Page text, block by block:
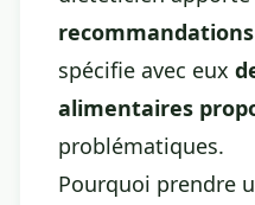
spécifie avec eux
alimentaires
problématiques.
Pourquoi prendre